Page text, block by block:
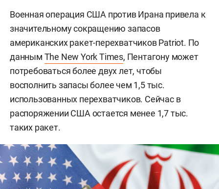
Военная операция США против Ирана привела к
значительному сокращению запасов
американских ракет-перехватчиков Patriot. По
данным The New York Times, Пентагону может
потребоваться более двух лет, чтобы
восполнить запасы более чем 1,5 тыс.
использованных перехватчиков. Сейчас в
распоряжении США остается менее 1,7 тыс.
таких ракет.